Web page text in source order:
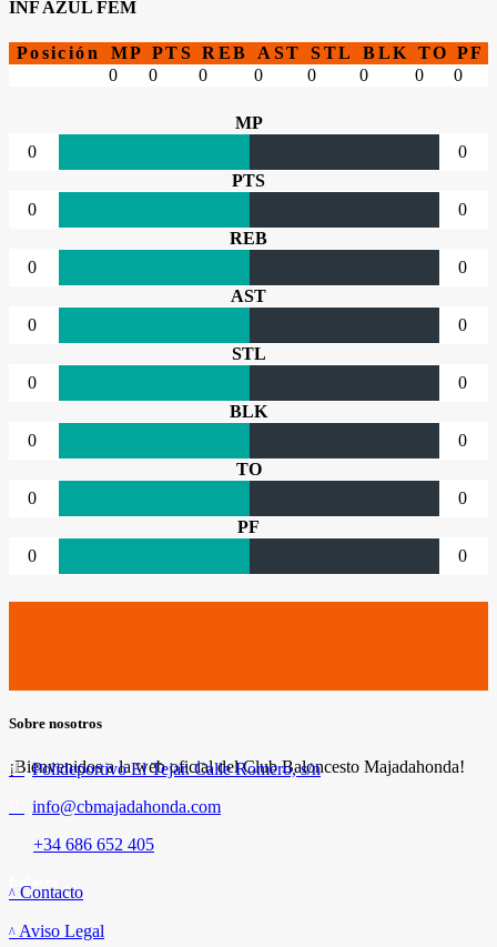
INF AZUL FEM
Posición MP PTS REB AST STL BLK TO PF
0
0 0 0 0 0 0 0
MP
0
0
PTS
0
0
REB
0
0
AST
0
0
STL
0
0
BLK
0
0
TO
0
0
PF
0
0
Sobre nosotros
¡Bienvenidos a la web oficial del Club Baloncesto Majadahonda!
Polideportivo El Tejar. Calle Romero, s/n
info@cbmajadahonda.com
+34 686 652 405
Contacto
Aviso Legal